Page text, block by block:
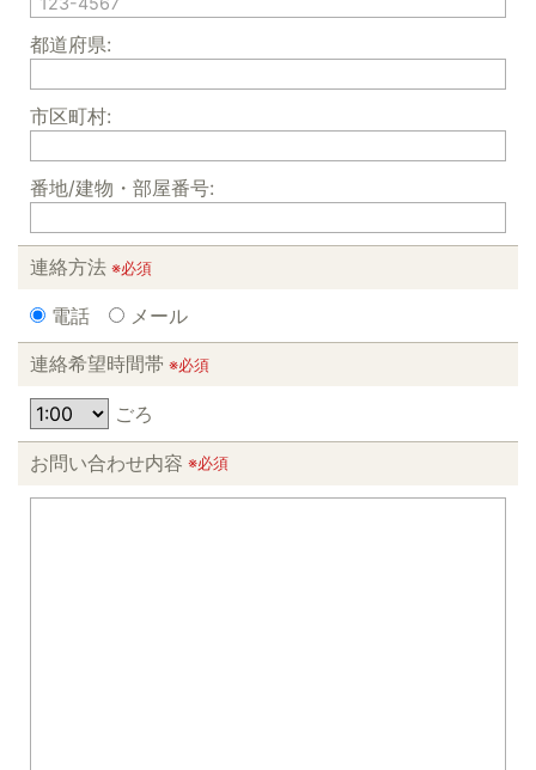
都道府県:
市区町村:
番地/建物・部屋番号:
連絡方法 ※必須
電話
メール
連絡希望時間帯 ※必須
ごろ
お問い合わせ内容 ※必須